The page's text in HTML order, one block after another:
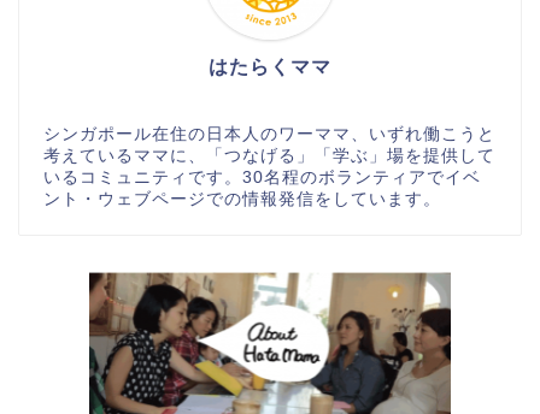
はたらくママ
シンガポール在住の日本人のワーママ、いずれ働こうと
考えているママに、「つなげる」「学ぶ」場を提供して
いるコミュニティです。30名程のボランティアでイベ
ント・ウェブページでの情報発信をしています。